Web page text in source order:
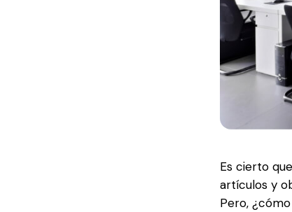
Es cierto
artículos y
Pero,